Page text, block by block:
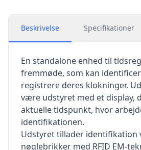
Beskrivelse Specifikationer
En standalone enhed til
fremmøde, som kan
registrere deres klokninger.
være udstyret med et display,
aktuelle tidspunkt, hvor
identifikationen.
Udstyret tillader identifikation
nøglebrikker med RFID EM-